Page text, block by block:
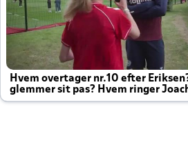
Hvem overtager nr.10 efter
glemmer sit pas? Hvem ringer
altid til efter kampe?